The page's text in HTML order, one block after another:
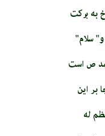
به بركت
سلام"
ص است
بر اين
له